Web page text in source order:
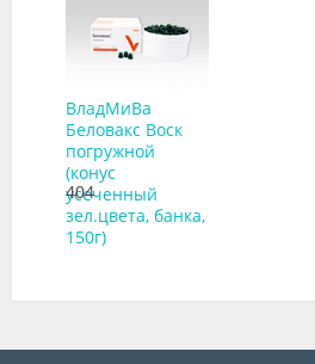
ВладМиВа
Беловакс Воск
погружной
(конус
усеченный
зел.цвета, банка,
150г)
404